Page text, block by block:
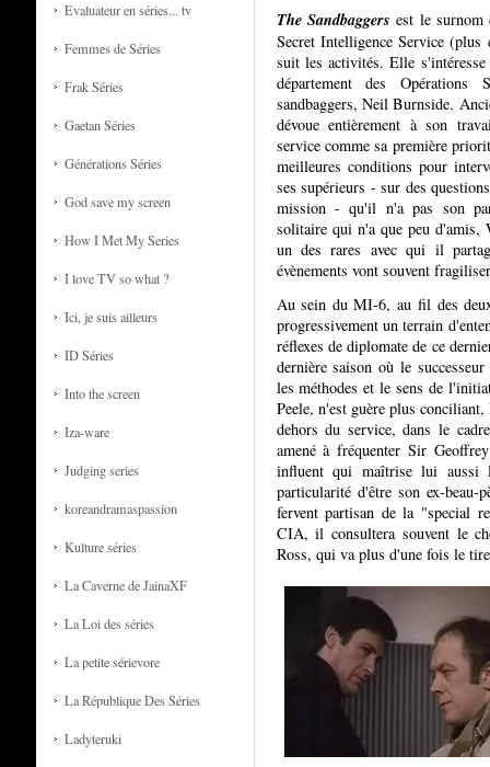
Evaluateur en séries... tv
Femmes de Séries
Frak Séries
Gaetan Séries
Générations Séries
God save my screen
How I Met My Series
I love TV so what ?
Ici, je suis ailleurs
ID Séries
Into the screen
Iza-ware
Judging series
koreandramaspassion
Kulture séries
La Caverne de JainaXF
La Loi des séries
La petite sérievore
La République Des Séries
Ladyteruki
The Sandbaggers est le surnom
Secret Intelligence Service
suit les activités. Elle
département des
sandbaggers, Neil Burnside.
dévoue entièrement à son
service comme sa première
meilleures conditions pour
ses supérieurs - sur des
mission - qu'il n'a pas son
solitaire qui n'a que peu d'amis,
un des rares avec qui il
évènements vont souvent
Au sein du MI-6, au fil des
progressivement un terrain
réflexes de diplomate de ce
dernière saison où le
les méthodes et le sens de
Peele, n'est guère plus
dehors du service, dans le
amené à fréquenter Sir
influent qui maîtrise lui aussi
particularité d'être son ex-
fervent partisan de la "special
CIA, il consultera souvent le
Ross, qui va plus d'une fois le